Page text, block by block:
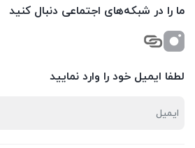
ما را در شبکه‌های اجتماعی دنبال کنید
لطفا ایمیل خود را وارد نمایید